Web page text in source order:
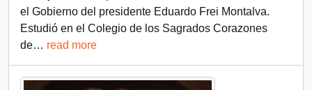
el Gobierno del presidente Eduardo Frei Montalva.
Estudió en el Colegio de los Sagrados Corazones
de… read more